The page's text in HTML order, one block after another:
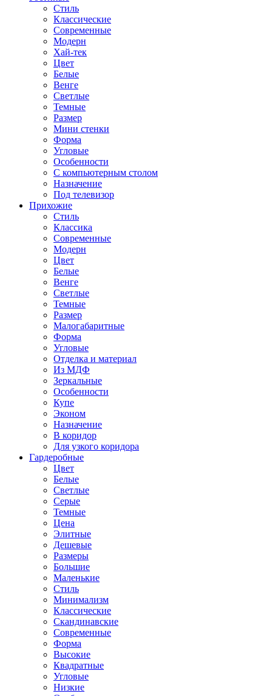
Стиль
Классические
Современные
Модерн
Хай-тек
Цвет
Белые
Венге
Светлые
Темные
Размер
Мини стенки
Форма
Угловые
Особенности
С компьютерным столом
Назначение
Под телевизор
Прихожие
Стиль
Классика
Современные
Модерн
Цвет
Белые
Венге
Светлые
Темные
Размер
Малогабаритные
Форма
Угловые
Отделка и материал
Из МДФ
Зеркальные
Особенности
Купе
Эконом
Назначение
В коридор
Для узкого коридора
Гардеробные
Цвет
Белые
Светлые
Серые
Темные
Цена
Элитные
Дешевые
Размеры
Большие
Маленькие
Стиль
Минимализм
Классические
Скандинавские
Современные
Форма
Высокие
Квадратные
Угловые
Низкие